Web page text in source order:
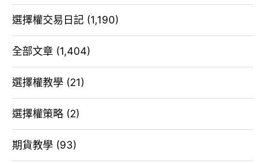
選擇權交易日記 (1,190)
全部文章 (1,404)
選擇權教學 (21)
選擇權策略 (2)
期貨教學 (93)